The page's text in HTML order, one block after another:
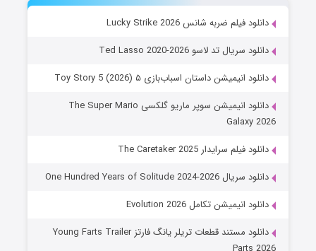
دانلود فیلم ضربه شانس Lucky Strike 2026
دانلود سریال تد لاسو Ted Lasso 2020-2026
دانلود انیمیشن داستان اسباب‌بازی ۵ Toy Story 5 (2026)
دانلود انیمیشن سوپر ماریو گلکسی The Super Mario
Galaxy 2026
دانلود فیلم سرایدار The Caretaker 2025
دانلود سریال One Hundred Years of Solitude 2024-2026
دانلود انیمیشن تکامل Evolution 2026
دانلود مستند قطعات تریلر یانگ فارتز Young Farts Trailer